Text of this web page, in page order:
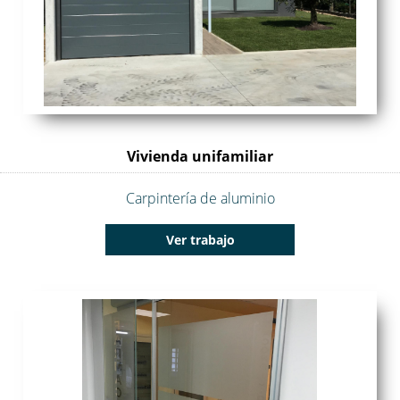
Vivienda unifamiliar
Carpintería de aluminio
Ver trabajo